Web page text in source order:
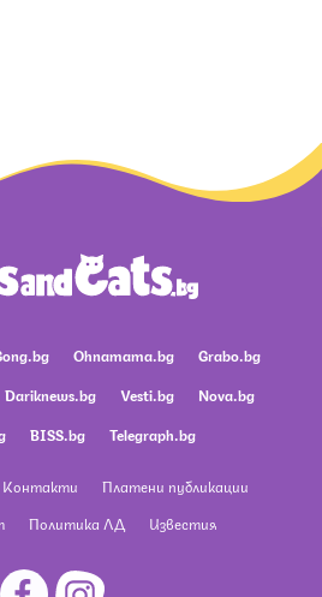
Ohnamama.bg
Grabo.bg
Dariknews.bg Vesti.bg
Nova.bg
BISS.bg Telegraph.bg
Контакти
Платени публикации
Политика ЛД Известия